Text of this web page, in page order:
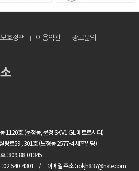
호정책 이용약관
광고문의
1120호 (문정동, 문정 SK V1 GL 메트로시티)
랑로59 , 301호 (노형동 2577-4 세흔빌딩)
: 809-88-01345
: 02-540-4301 이메일 주소 : rokjh837@nate.com